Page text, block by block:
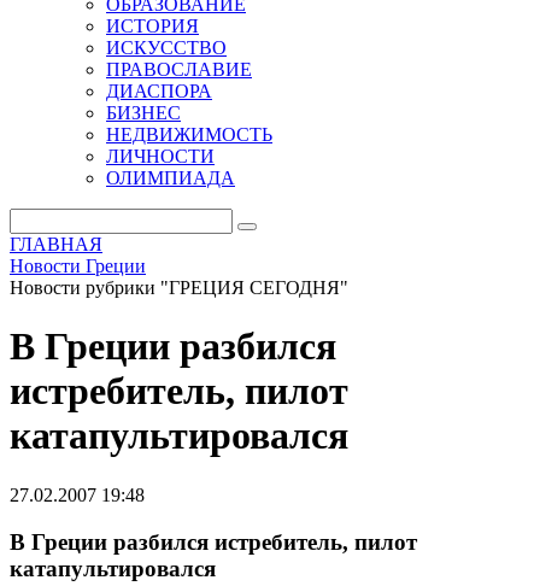
ОБРАЗОВАНИЕ
ИСТОРИЯ
ИСКУССТВО
ПРАВОСЛАВИЕ
ДИАСПОРА
БИЗНЕС
НЕДВИЖИМОСТЬ
ЛИЧНОСТИ
ОЛИМПИАДА
ГЛАВНАЯ
Новости Греции
Новости рубрики "ГРЕЦИЯ СЕГОДНЯ"
В Греции разбился
истребитель, пилот
катапультировался
27.02.2007 19:48
В Греции разбился истребитель, пилот
катапультировался